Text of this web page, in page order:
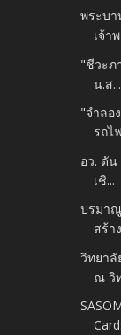
พระบา
เจ้า
"ชีวะภ
น.ส...
"จำลอ
รถไ
อว. ดัน
เชิ...
ปรมาณู
สร้า
วิทยาลั
ณ วิ